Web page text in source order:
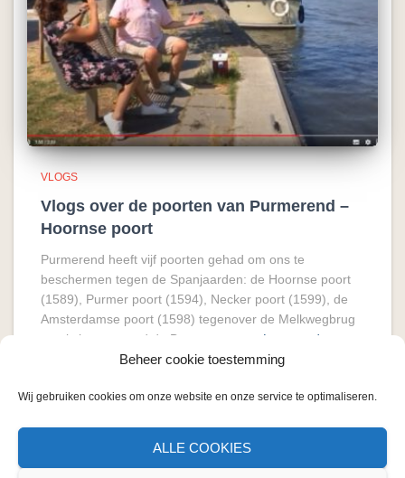
Beheer cookie toestemming
Wij gebruiken cookies om onze website en onze service te optimaliseren.
ALLE COOKIES
VLOGS
Vlogs over de poorten van Purmerend –
Hoornse poort
Purmerend heeft vijf poorten gehad om ons te
beschermen tegen de Spanjaarden: de Hoornse poort
(1589), Purmer poort (1594), Necker poort (1599), de
Amsterdamse poort (1598) tegenover de Melkwegbrug
en als laatste werd de Beemster poort
Lees verder
COOKIE BELEID